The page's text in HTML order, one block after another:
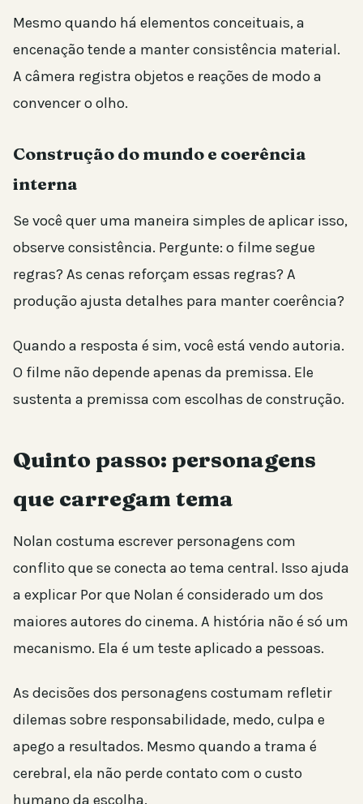
Mesmo quando há elementos conceituais, a
encenação tende a manter consistência material.
A câmera registra objetos e reações de modo a
convencer o olho.
Construção do mundo e coerência
interna
Se você quer uma maneira simples de aplicar isso,
observe consistência. Pergunte: o filme segue
regras? As cenas reforçam essas regras? A
produção ajusta detalhes para manter coerência?
Quando a resposta é sim, você está vendo autoria.
O filme não depende apenas da premissa. Ele
sustenta a premissa com escolhas de construção.
Quinto passo: personagens
que carregam tema
Nolan costuma escrever personagens com
conflito que se conecta ao tema central. Isso ajuda
a explicar Por que Nolan é considerado um dos
maiores autores do cinema. A história não é só um
mecanismo. Ela é um teste aplicado a pessoas.
As decisões dos personagens costumam refletir
dilemas sobre responsabilidade, medo, culpa e
apego a resultados. Mesmo quando a trama é
cerebral, ela não perde contato com o custo
humano da escolha.